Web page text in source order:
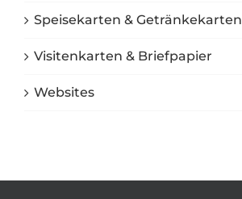
Speisekarten & Getränkekarten
Visitenkarten & Briefpapier
Websites